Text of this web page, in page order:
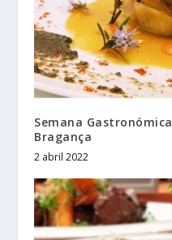
Semana
Bragança
2 abril 2022